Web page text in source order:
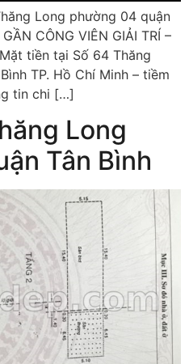
Long phường 04 quận
CÔNG VIÊN GIẢI TRÍ –
tiền tại Số 64 Thăng
TP. Hồ Chí Minh – tiềm
tin chi […]
Long
Tân Bình